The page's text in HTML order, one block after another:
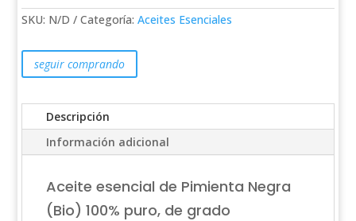
10ml.
(
)
100%
puro
SKU: N/D Categoría:Aceites Esenciales
seguir comprando
Descripción
Información adicional
Aceite esencial de Pimienta Negra
(Bio) 100% puro, de grado